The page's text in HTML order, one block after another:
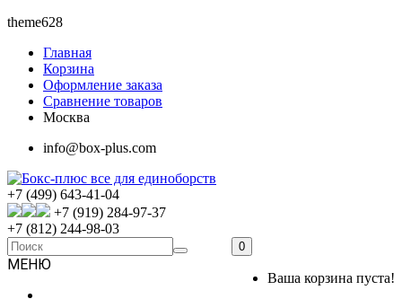
theme628
Главная
Корзина
Оформление заказа
Сравнение товаров
Москва
info@box-plus.com
+7 (499) 643-41-04
+7 (919) 284-97-37
+7 (812) 244-98-03
0
Ваша корзина пуста!
МЕНЮ